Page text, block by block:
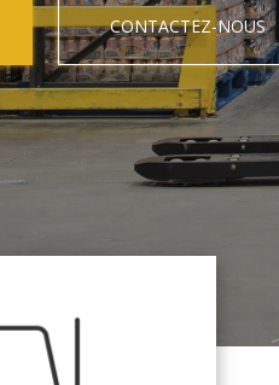
CONTACTEZ-NOUS